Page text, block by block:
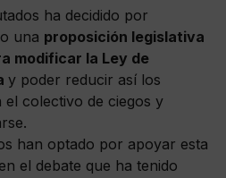
ha decidido por
una proposición legislativa
modificar la Ley de
y poder reducir así los
el colectivo de ciegos y
han optado por apoyar esta
el debate que ha tenido